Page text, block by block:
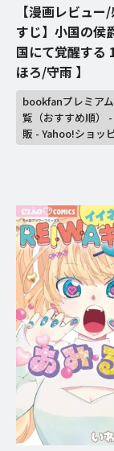
【漫画レビュ
すじ】小国の侯
国にて覚醒する
ほろ/守雨 】
bookfanプレミア
覧（おすすめ順）
販 - Yahoo!ショッ